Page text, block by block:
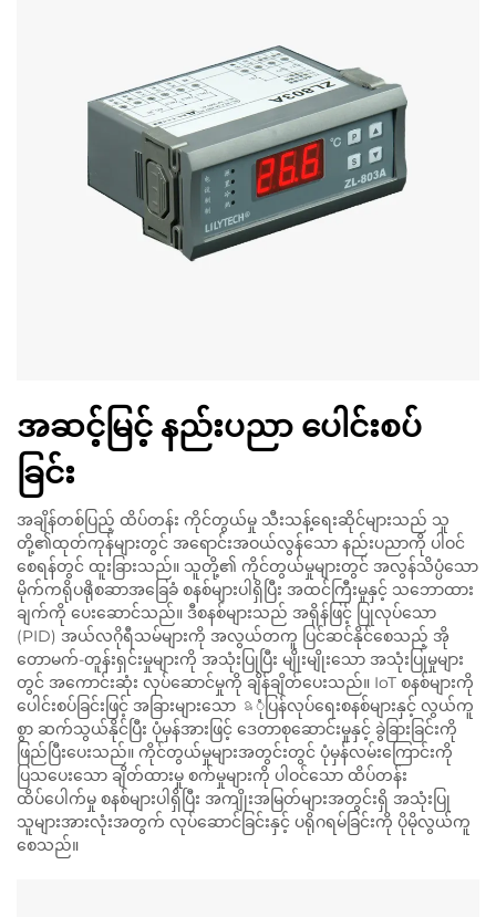
အဆင့်မြင့် နည်းပညာ ပေါင်းစပ်
ခြင်း
အချိန်တစ်ပြည့် ထိပ်တန်း ကိုင်တွယ်မှု သီးသန့်ရေးဆိုင်များသည် သူ
တို့၏ထုတ်ကုန်များတွင် အရောင်းအဝယ်လွန်သော နည်းပညာကို ပါဝင်
စေရန်တွင် ထူးခြားသည်။ သူတို့၏ ကိုင်တွယ်မှုများတွင် အလွန်သိပ္ပံသော
မိုက်ကရိုပရိုစেဆာအခြေခံ စနစ်များပါရှိပြီး အထင်ကြီးမှုနှင့် သဘောထား
ချက်ကို ပေးဆောင်သည်။ ဒီစနစ်များသည် အရှိန်ဖြင့် ပြုလုပ်သော
(PID) အယ်လဂိုရီသမ်များကို အလွယ်တကူ ပြင်ဆင်နိုင်စေသည့် အို
တောမက်-တူန်းရှင်းမှုများကို အသုံးပြုပြီး မျိုးမျိုးသော အသုံးပြုမှုများ
တွင် အကောင်းဆုံး လုပ်ဆောင်မှုကို ချိန်ချိတ်ပေးသည်။ IoT စနစ်များကို
ပေါင်းစပ်ခြင်းဖြင့် အခြားများသော ឧုံပြန်လုပ်ရေးစနစ်များနှင့် လွယ်ကူ
စွာ ဆက်သွယ်နိုင်ပြီး ပုံမှန်အားဖြင့် ဒေတာစုဆောင်းမှုနှင့် ခွဲခြားခြင်းကို
ဖြည်ပြီးပေးသည်။ ကိုင်တွယ်မှုများအတွင်းတွင် ပုံမှန်လမ်းကြောင်းကို
ပြသပေးသော ချိတ်ထားမှု စက်မှုများကို ပါဝင်သော ထိပ်တန်း
ထိပ်ပေါက်မှု စနစ်များပါရှိပြီး အကျိုးအမြတ်များအတွင်းရှိ အသုံးပြု
သူများအားလုံးအတွက် လုပ်ဆောင်ခြင်းနှင့် ပရိုဂရမ်ခြင်းကို ပိုမိုလွယ်ကူ
စေသည်။